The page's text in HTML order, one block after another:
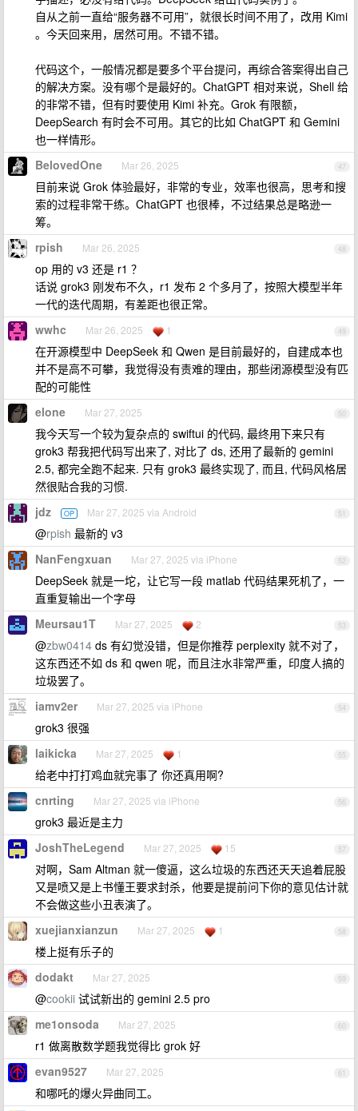
自从之前一直给“服务器不可用”，就很长时间不用了，改用 Kimi
。今天回来用，居然可用。不错不错。
代码这个，一般情况都是要多个平台提问，再综合答案得出自己
的解决方案。没有哪个是最好的。ChatGPT 相对来说，Shell 给
的非常不错，但有时要使用 Kimi 补充。Grok 有限额，
DeepSearch 有时会不可用。其它的比如 ChatGPT 和 Gemini
也一样情形。
47
BelovedOne Mar 26, 2025
目前来说 Grok 体验最好，非常的专业，效率也很高，思考和搜
索的过程非常干练。ChatGPT 也很棒，不过结果总是略逊一
筹。
48
rpish Mar 26, 2025
op 用的 v3 还是 r1 ？
话说 grok3 刚发布不久，r1 发布 2 个多月了，按照大模型半年
一代的迭代周期，有差距也很正常。
49
wwhc Mar 26, 2025 1
在开源模型中 DeepSeek 和 Qwen 是目前最好的，自建成本也
并不是高不可攀，我觉得没有责难的理由，那些闭源模型没有匹
配的可能性
50
elone Mar 27, 2025
我今天写一个较为复杂点的 swiftui 的代码, 最终用下来只有
grok3 帮我把代码写出来了, 对比了 ds, 还用了最新的 gemini
2.5, 都完全跑不起来. 只有 grok3 最终实现了, 而且, 代码风格居
然很贴合我的习惯.
51
jdz OP Mar 27, 2025 via Android
@rpish 最新的 v3
52
NanFengxuan Mar 27, 2025 via iPhone
DeepSeek 就是一坨，让它写一段 matlab 代码结果死机了，一
直重复输出一个字母
53
Meursau1T Mar 27, 2025 2
@zbw0414 ds 有幻觉没错，但是你推荐 perplexity 就不对了，
这东西还不如 ds 和 qwen 呢，而且注水非常严重，印度人搞的
垃圾罢了。
54
iamv2er Mar 27, 2025 via iPhone
grok3 很强
55
laikicka Mar 27, 2025 1
给老中打打鸡血就完事了 你还真用啊?
56
cnrting Mar 27, 2025 via iPhone
grok3 最近是主力
57
JoshTheLegend Mar 27, 2025 15
对啊，Sam Altman 就一傻逼，这么垃圾的东西还天天追着屁股
又是喷又是上书懂王要求封杀，他要是提前问下你的意见估计就
不会做这些小丑表演了。
58
xuejianxianzun Mar 27, 2025 1
楼上挺有乐子的
59
dodakt Mar 27, 2025
@cookii 试试新出的 gemini 2.5 pro
60
me1onsoda Mar 27, 2025
r1 做离散数学题我觉得比 grok 好
61
evan9527 Mar 27, 2025
和哪吒的爆火异曲同工。